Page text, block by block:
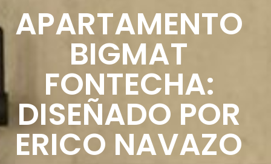
APARTAMENTO
BIGMAT
FONTECHA:
DISEÑADO POR
ERICO NAVAZO